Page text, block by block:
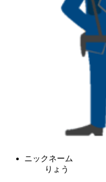
ニックネーム
りょう